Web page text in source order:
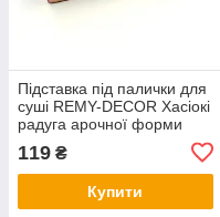
Підставка під палички для
суші REMY-DECOR Хасіокі
радуга арочної форми
119 ₴
Купити